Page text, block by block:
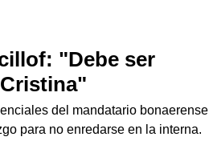
"Debe ser
del mandatario bonaerense
para no enredarse en la interna.